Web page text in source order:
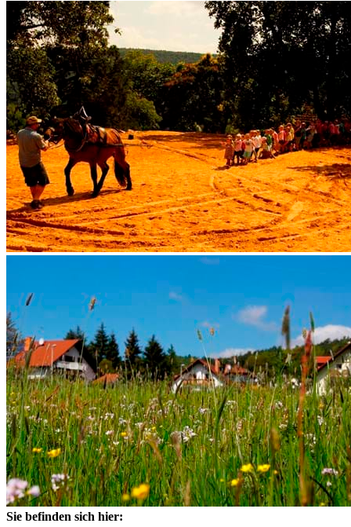
Sie befinden sich hier: